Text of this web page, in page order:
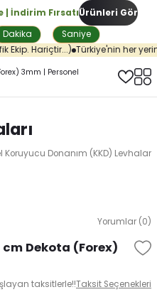
| İndirim Fırsatı
Dakika Saniye
Ürünleri Gör
Hariçtir...) Türkiye'nin her
Koruyucu Donanım (KKD) Levhaları
Yorumlar (0)
Dekota (Forex)
taksitlerle!!Taksit Seçenekleri